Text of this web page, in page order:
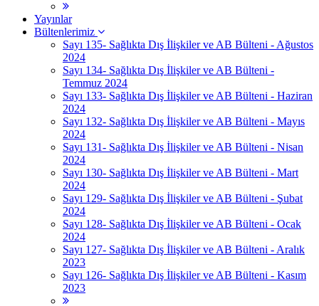
Yayınlar
Bültenlerimiz
Sayı 135- Sağlıkta Dış İlişkiler ve AB Bülteni - Ağustos
2024
Sayı 134- Sağlıkta Dış İlişkiler ve AB Bülteni -
Temmuz 2024
Sayı 133- Sağlıkta Dış İlişkiler ve AB Bülteni - Haziran
2024
Sayı 132- Sağlıkta Dış İlişkiler ve AB Bülteni - Mayıs
2024
Sayı 131- Sağlıkta Dış İlişkiler ve AB Bülteni - Nisan
2024
Sayı 130- Sağlıkta Dış İlişkiler ve AB Bülteni - Mart
2024
Sayı 129- Sağlıkta Dış İlişkiler ve AB Bülteni - Şubat
2024
Sayı 128- Sağlıkta Dış İlişkiler ve AB Bülteni - Ocak
2024
Sayı 127- Sağlıkta Dış İlişkiler ve AB Bülteni - Aralık
2023
Sayı 126- Sağlıkta Dış İlişkiler ve AB Bülteni - Kasım
2023